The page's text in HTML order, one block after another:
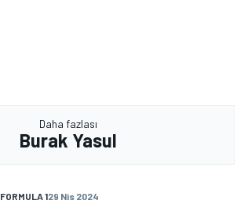
Daha fazlası
Burak Yasul
FORMULA 129 Nis 2024